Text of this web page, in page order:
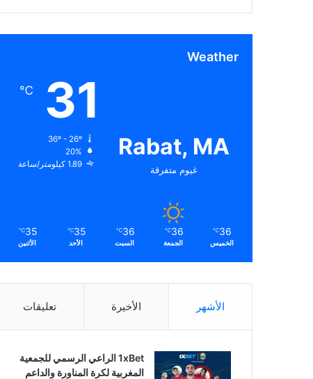
Weather
Rabat, MA
غيوم متفرقة
31
℃
20%
1.89 كيلومتر/ساعة
36
℃
الخميس
36
℃
الجمعة
36
℃
السبت
35
℃
الأحد
35
℃
الأثنين
الأشهر الأخيرة تعليقات
1xBet الراعي الرسمي للجمعية
المغربية لكرة المناورة والداعم